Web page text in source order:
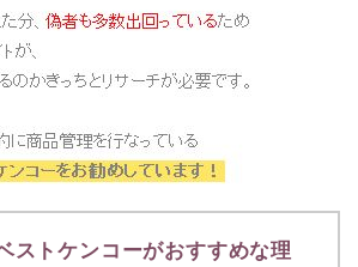
ストケンコーがおすすめな理